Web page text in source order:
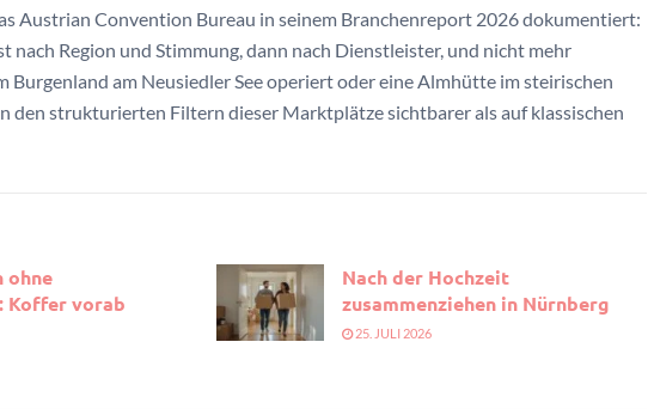
Austrian Convention Bureau in seinem Branchenreport 2026 dokumentiert:
nach Region und Stimmung, dann nach Dienstleister, und nicht mehr
Burgenland am Neusiedler See operiert oder eine Almhütte im steirischen
den strukturierten Filtern dieser Marktplätze sichtbarer als auf klassischen
ohne
Koffer vorab
Nach der Hochzeit
zusammenziehen in Nürnberg
25. JULI 2026